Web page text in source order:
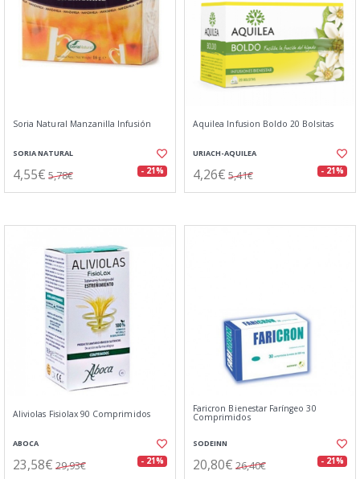
Soria Natural Manzanilla Infusión
SORIA NATURAL
4,55€ 5,78€ - 21%
Aquilea Infusion Boldo 20 Bolsitas
URIACH-AQUILEA
4,26€ 5,41€ - 21%
Aliviolas Fisiolax 90 Comprimidos
ABOCA
23,58€ 29,93€ - 21%
Faricron Bienestar Faríngeo 30
Comprimidos
SODEINN
20,80€ 26,40€ - 21%